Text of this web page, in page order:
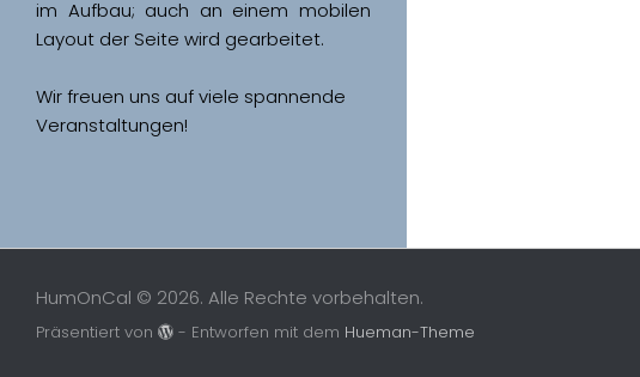
im Aufbau; auch an einem mobilen
Wir freuen uns auf viele spannende
Veranstaltungen!
HumOnCal © 2026. Alle Rechte vorbehalten.
Präsentiert von - Entworfen mit dem Hueman-Theme